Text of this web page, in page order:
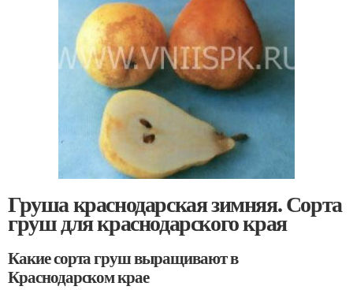
Груша краснодарская зимняя. Сорта
груш для краснодарского края
Какие сорта груш выращивают в
Краснодарском крае